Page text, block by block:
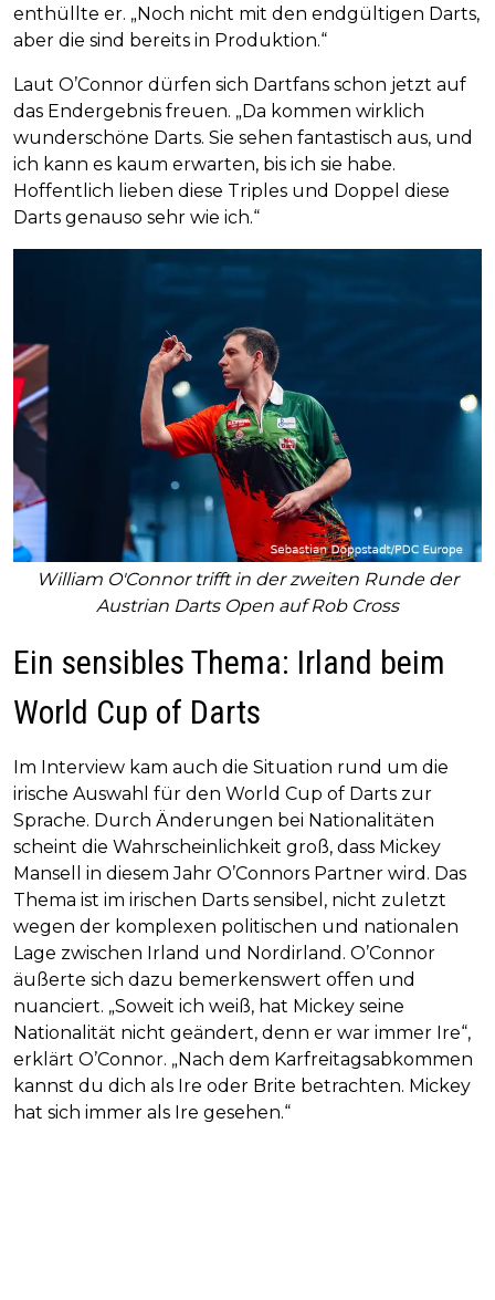
enthüllte er. „Noch nicht mit den endgültigen Darts,
aber die sind bereits in Produktion.“
Laut O’Connor dürfen sich Dartfans schon jetzt auf
das Endergebnis freuen. „Da kommen wirklich
wunderschöne Darts. Sie sehen fantastisch aus, und
ich kann es kaum erwarten, bis ich sie habe.
Hoffentlich lieben diese Triples und Doppel diese
Darts genauso sehr wie ich.“
William O'Connor trifft in der zweiten Runde der
Austrian Darts Open auf Rob Cross
Ein sensibles Thema: Irland beim
World Cup of Darts
Im Interview kam auch die Situation rund um die
irische Auswahl für den World Cup of Darts zur
Sprache. Durch Änderungen bei Nationalitäten
scheint die Wahrscheinlichkeit groß, dass Mickey
Mansell in diesem Jahr O’Connors Partner wird. Das
Thema ist im irischen Darts sensibel, nicht zuletzt
wegen der komplexen politischen und nationalen
Lage zwischen Irland und Nordirland. O’Connor
äußerte sich dazu bemerkenswert offen und
nuanciert. „Soweit ich weiß, hat Mickey seine
Nationalität nicht geändert, denn er war immer Ire“,
erklärt O’Connor. „Nach dem Karfreitagsabkommen
kannst du dich als Ire oder Brite betrachten. Mickey
hat sich immer als Ire gesehen.“